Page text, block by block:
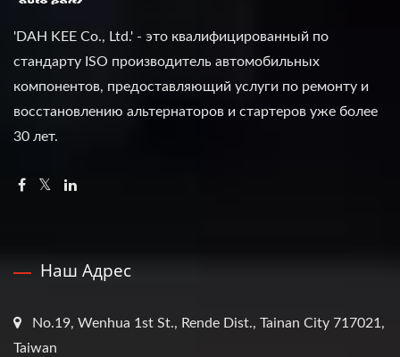
'DAH KEE Co., Ltd.' - это квалифицированный по
стандарту ISO производитель автомобильных
компонентов, предоставляющий услуги по ремонту и
восстановлению альтернаторов и стартеров уже более
30 лет.
Наш Адрес
No.19, Wenhua 1st St., Rende Dist., Tainan City 717021,
Taiwan